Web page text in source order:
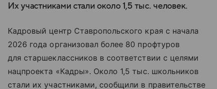
Их участниками стали около 1,5 тыс. человек.
Кадровый центр Ставропольского края с начала
2026 года организовал более 80 профтуров
для старшеклассников в соответствии с целями
нацпроекта «Кадры». Около 1,5 тыс. школьников
стали их участниками, сообщили в правительстве